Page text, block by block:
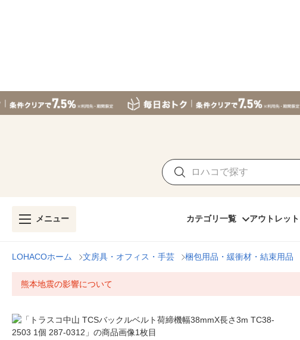
メニュー カテゴリ一覧 アウトレット
LOHACOホーム 文房具・オフィス・手芸 梱包用品・緩衝材・結束用品
熊本地震の影響について